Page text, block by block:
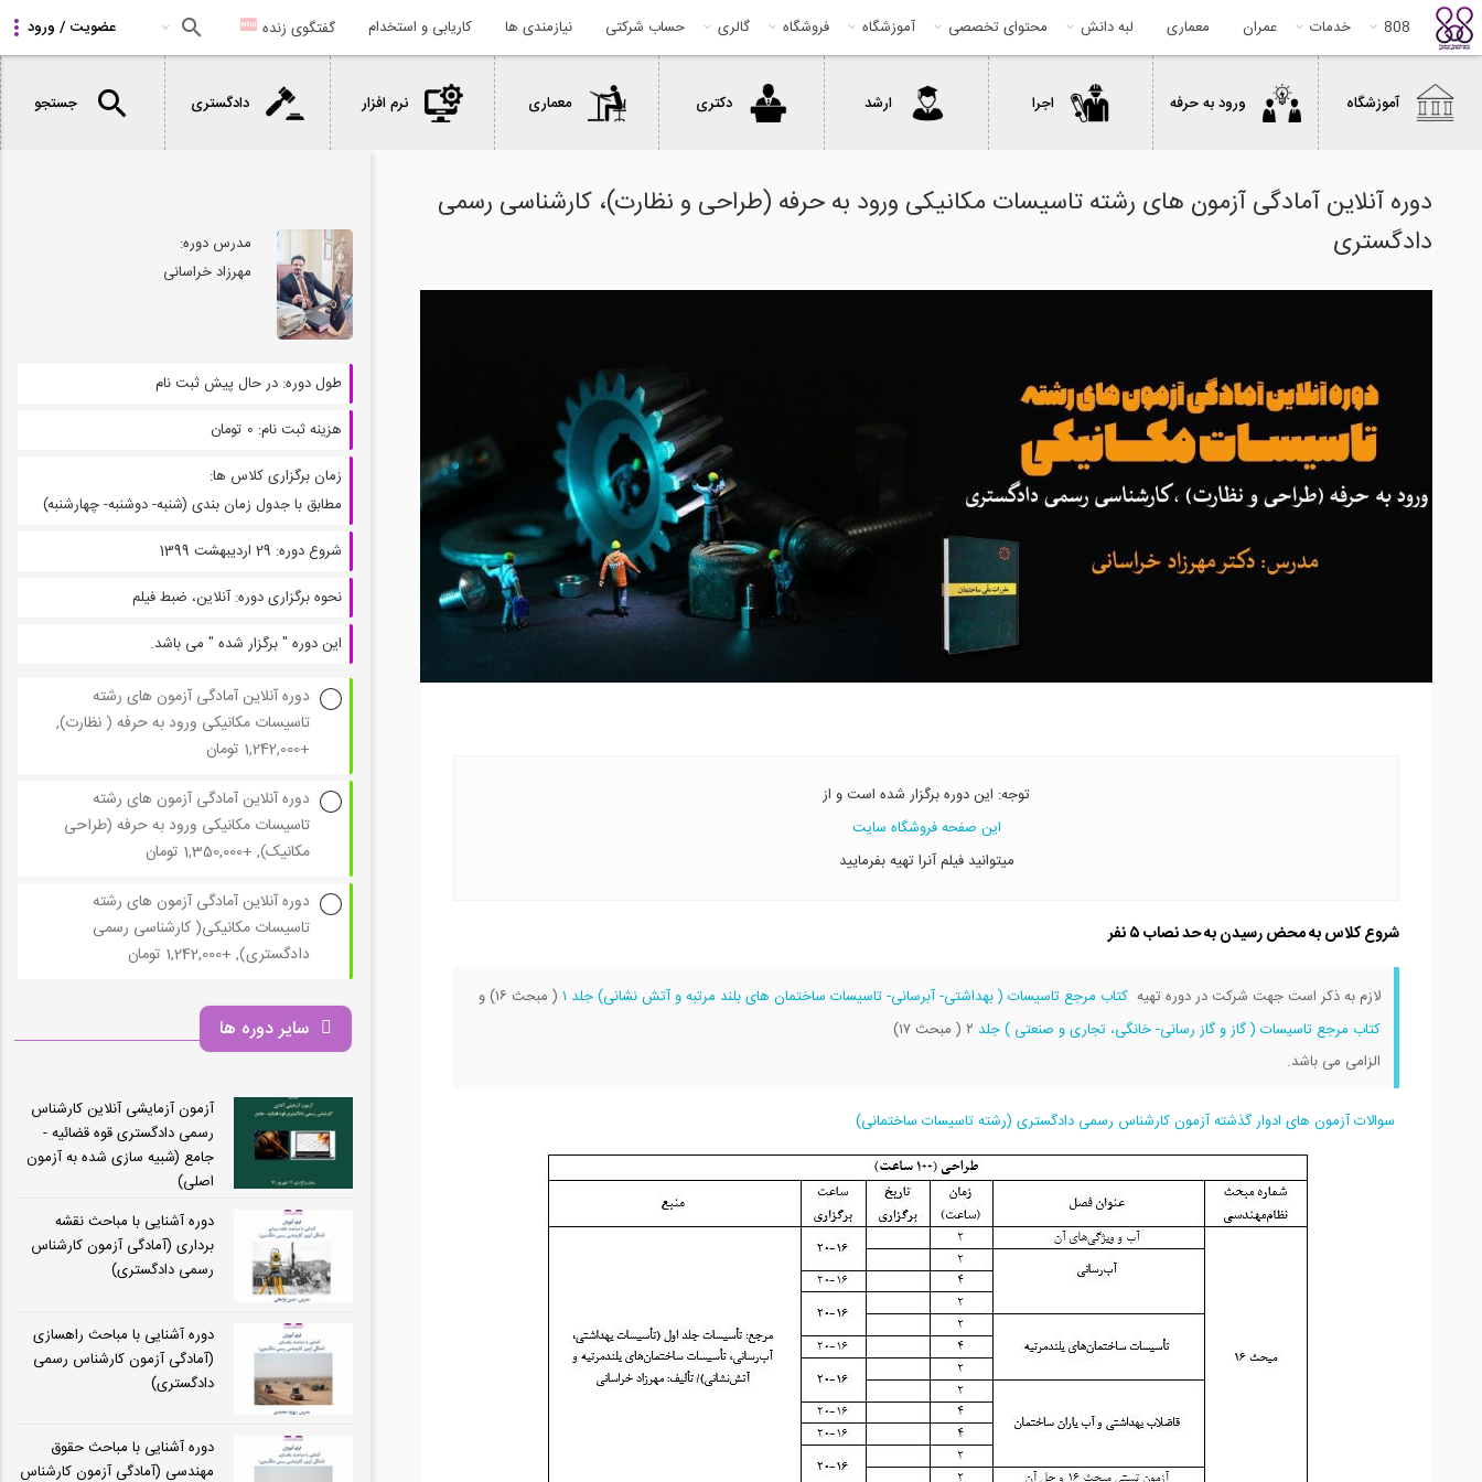
808 خدمات عمران معماری لبه دانش محتوای تخصصی آموزشگاه فروشگاه گالری حساب شرکتی نیازمندی ها کاریابی و استخدام گفتگوی زنده
آموزشگاه ورود به حرفه اجرا ارشد دکتری معماری نرم افزار دادگستری جستجو
دوره آنلاین آمادگی آزمون های رشته تاسیسات مکانیکی ورود به حرفه (طراحی و نظارت)، کارشناسی رسمی
دادگستری
توجه: این دوره برگزار شده است و از
این صفحه فروشگاه سایت
میتوانید فیلم آنرا تهیه بفرمایید
شروع کلاس به محض رسیدن به حد نصاب ۵ نفر
لازم به ذکر است جهت شرکت در دوره تهیه کتاب مرجع تاسیسات ( بهداشتی- آبرسانی- تاسیسات ساختمان های بلند مرتبه و آتش نشانی) جلد ۱
( مبحث ۱۶) و
کتاب مرجع تاسیسات ( گاز و گاز رسانی- خانگی، تجاری و صنعتی ) جلد ۲ ( مبحث ۱۷)
الزامی می باشد.
سوالات آزمون های ادوار گذشته آزمون کارشناس رسمی دادگستری (رشته تاسیسات ساختمانی)
مدرس دوره:
مهرزاد خراسانی
طول دوره: در حال پیش ثبت نام
هزینه ثبت نام: 0 تومان
زمان برگزاری کلاس ها:
مطابق با جدول زمان بندی (شنبه- دوشنبه- چهارشنبه)
شروع دوره: 29 ارديبهشت 1399
نحوه برگزاری دوره: آنلاین، ضبط فیلم
این دوره " برگزار شده " می باشد.
دوره آنلاین آمادگی آزمون های رشته
تاسیسات مکانیکی ورود به حرفه ( نظارت),
+1,242,000 تومان
دوره آنلاین آمادگی آزمون های رشته
تاسیسات مکانیکی ورود به حرفه (طراحی
مکانیک), +1,350,000 تومان
دوره آنلاین آمادگی آزمون های رشته
تاسیسات مکانیکی( کارشناسی رسمی
دادگستری), +1,242,000 تومان
سایر دوره ها
آزمون آزمایشی آنلاین کارشناس
رسمی دادگستری قوه قضائیه -
جامع (شبیه سازی شده به آزمون
اصلی)
دوره آشنایی با مباحث نقشه
برداری (آمادگی آزمون کارشناس
رسمی دادگستری)
دوره آشنایی با مباحث راهسازی
(آمادگی آزمون کارشناس رسمی
دادگستری)
دوره آشنایی با مباحث حقوق
مهندسی (آمادگی آزمون کارشناس